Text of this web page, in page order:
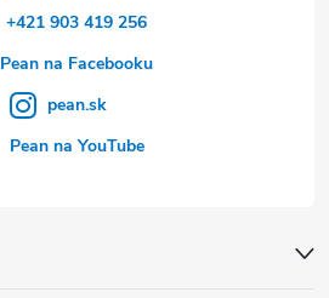
+421 903 419 256
Pean na Facebooku
pean.sk
Pean na YouTube